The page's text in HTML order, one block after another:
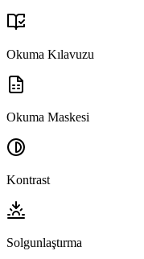
Okuma Kılavuzu
Okuma Maskesi
Kontrast
Solgunlaştırma